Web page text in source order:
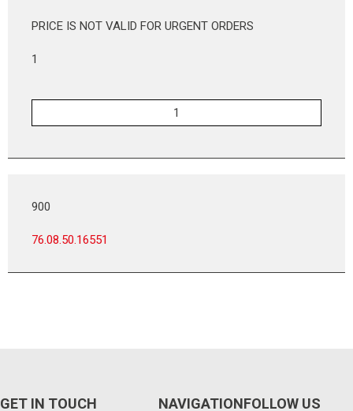
PRICE IS NOT VALID FOR URGENT ORDERS
1
900
76.08.50.16551
GET IN TOUCH NAVIGATIONFOLLOW US